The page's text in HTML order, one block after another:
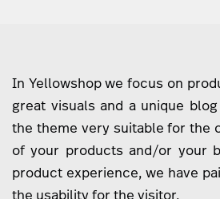
In Yellowshop we focus on
great visuals and a unique
the theme very suitable for the
of your products and/or your
product experience, we have
the usability for the visitor.